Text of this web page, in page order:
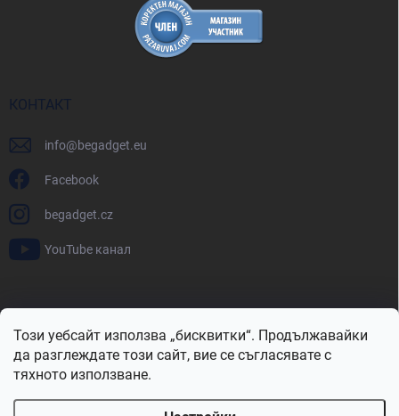
Този уебсайт използва „бисквитки“. Продължавайки
да разглеждате този сайт, вие се съгласявате с
тяхното използване.
КОНТАКТ
info@begadget.eu
Facebook
begadget.cz
YouTube канал
BeGadget.ro
BeGadget.pl BeGadget.hr BeGadget.si